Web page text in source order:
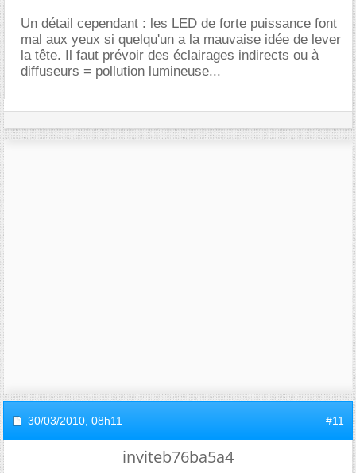
Un détail cependant : les LED de forte puissance font
mal aux yeux si quelqu'un a la mauvaise idée de lever
la tête. Il faut prévoir des éclairages indirects ou à
diffuseurs = pollution lumineuse...
30/03/2010, 08h11 #11
inviteb76ba5a4